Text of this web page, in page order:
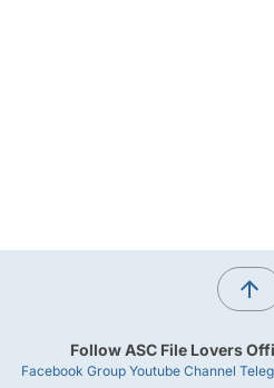
Follow ASC File Lovers
Facebook Group Youtube Channel